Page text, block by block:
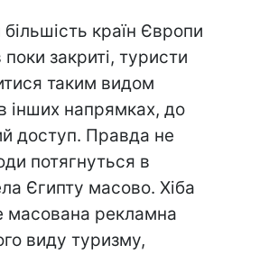
країн Європи
поки закриті, туристи
таким видом
інших напрямках, до
доступ. Правда не
потягнуться в
Єгипту масово. Хіба
масована рекламна
виду туризму,